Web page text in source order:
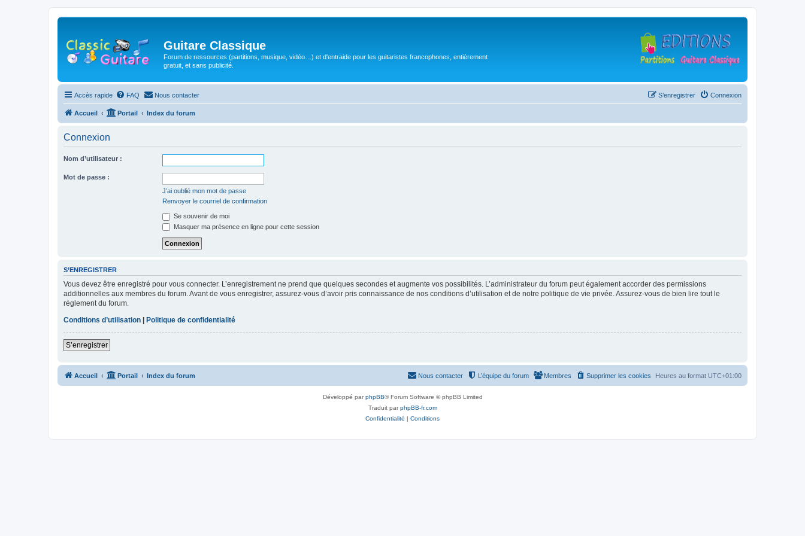
Guitare Classique
Forum de ressources (partitions, musique, vidéo…) et d'entraide pour les guitaristes francophones, entièrement
gratuit, et sans publicité.
Accès rapide FAQ Nous contacter Connexion
S’enregistrer
Accueil Portail Index du forum
Connexion
Nom d’utilisateur :
Mot de passe :
J’ai oublié mon mot de passe
Renvoyer le courriel de confirmation
Se souvenir de moi
Masquer ma présence en ligne pour cette session
S’ENREGISTRER
Vous devez être enregistré pour vous connecter. L’enregistrement ne prend que quelques secondes et augmente vos possibilités. L’administrateur du forum peut également accorder des permissions
additionnelles aux membres du forum. Avant de vous enregistrer, assurez-vous d’avoir pris connaissance de nos conditions d’utilisation et de notre politique de vie privée. Assurez-vous de bien lire tout le
règlement du forum.
Conditions d’utilisation | Politique de confidentialité
S’enregistrer
Accueil Portail Index du forum Heures au format UTC+01:00
Supprimer les cookies
Membres
L’équipe du forum
Nous contacter
Développé parphpBB® Forum Software © phpBB Limited
Traduit parphpBB-fr.com
Confidentialité | Conditions